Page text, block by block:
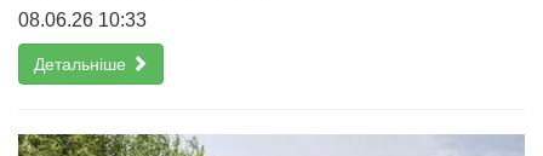
08.06.26 10:33
Детальніше